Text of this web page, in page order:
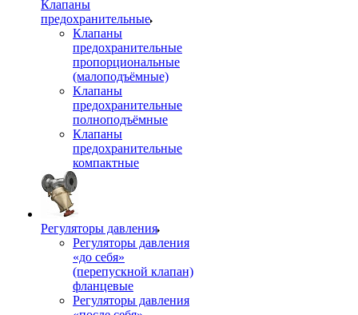
Клапаны
предохранительные
Клапаны
предохранительные
пропорциональные
(малоподъёмные)
Клапаны
предохранительные
полноподъёмные
Клапаны
предохранительные
компактные
Регуляторы давления
Регуляторы давления
«до себя»
(перепускной клапан)
фланцевые
Регуляторы давления